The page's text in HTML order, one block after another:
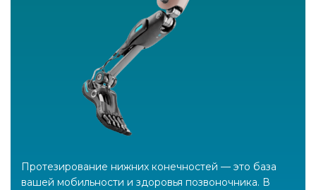
Протезирование нижних конечностей — это база
вашей мобильности и здоровья позвоночника. В